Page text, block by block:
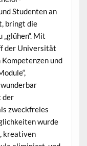
Studenten an
bringt die
Mit
der Universität
und
wunderbar
der
zweckfreies
wurde
kreativen